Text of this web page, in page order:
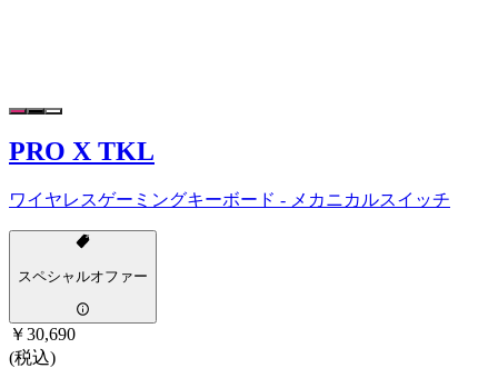
PRO X TKL
ワイヤレスゲーミングキーボード - メカニカルスイッチ
スペシャルオファー
￥30,690
(税込)